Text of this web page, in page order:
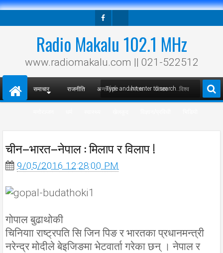
Radio Makalu 102.1 MHz
www.radiomakalu.com || 021-522512
समाचार राजनीति अन्तर्वार्ता अपराध विचार विश्व
चीन–भारत–नेपाल : मिलाप र विलाप !
9/05/2016 12:28:00 PM
गोपाल बुढाथोकी
चिनियाा राष्ट्रपति सि जिन पिङ र भारतका प्रधानमन्त्री
नरेन्द्र मोदीले बेइजिङमा भेटवार्ता गरेका छन् । नेपाल र